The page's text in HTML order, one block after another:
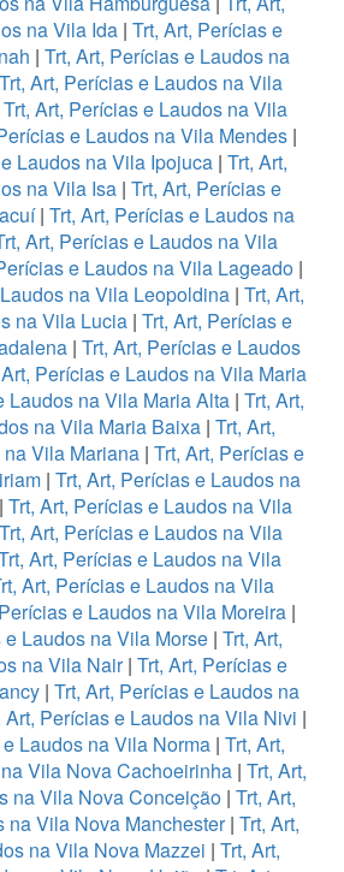
na Vila Ida| Trt, Art, Perícias e
| Trt, Art, Perícias e Laudos na
Trt, Art, Perícias e Laudos na Vila
Trt, Art, Perícias e Laudos na Vila
e Laudos na Vila Mendes |
Laudos na Vila Ipojuca | Trt, Art,
na Vila Isa | Trt, Art, Perícias e
| Trt, Art, Perícias e Laudos na
Art, Perícias e Laudos na Vila
e Laudos na Vila Lageado|
na Vila Leopoldina | Trt, Art,
na Vila Lucia | Trt, Art, Perícias e
| Trt, Art, Perícias e Laudos
Perícias e Laudos na Vila Maria
Laudos na Vila Maria Alta | Trt, Art,
na Vila Maria Baixa| Trt, Art,
Vila Mariana| Trt, Art, Perícias e
| Trt, Art, Perícias e Laudos na
| Trt, Art, Perícias e Laudos na Vila
Trt, Art, Perícias e Laudos na Vila
Art, Perícias e Laudos na Vila
Art, Perícias e Laudos na Vila
e Laudos na Vila Moreira|
e Laudos na Vila Morse | Trt, Art,
na Vila Nair| Trt, Art, Perícias e
| Trt, Art, Perícias e Laudos na
Art, Perícias e Laudos na Vila Nivi |
Laudos na Vila Norma | Trt, Art,
Vila Nova Cachoeirinha | Trt, Art,
na Vila Nova Conceição| Trt, Art,
na Vila Nova Manchester| Trt, Art,
na Vila Nova Mazzei | Trt, Art,